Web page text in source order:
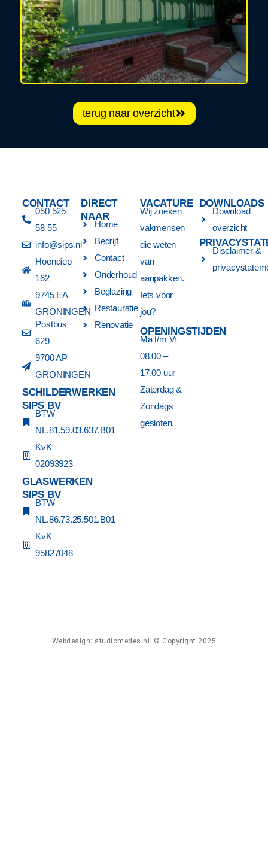
terug naar overzicht
CONTACT
050 525
58 55
info@sips.nl
Hoendiep
162
9745 EA
GRONINGEN
Postbus
629
9700 AP
GRONINGEN
SCHILDERWERKEN
SIPS BV
BTW
NL.81.59.03.637.B01
KvK
02093923
GLASWERKEN
SIPS BV
BTW
NL.86.73.25.501.B01
KvK
95827048
DIRECT
NAAR
Home
Bedrijf
Contact
Onderhoud
Beglazing
Restauratie
Renovatie
VACATURE
Wij zoeken
vakmensen
die weten
van
aanpakken.
Iets voor
jou?
OPENINGSTIJDEN
Ma t/m Vr
08.00 –
17.00 uur
Zaterdag &
Zondags
gesloten.
DOWNLOADS
Download
overzicht
Disclaimer &
Webdesign: studiomedes.nl © Copyright 2025